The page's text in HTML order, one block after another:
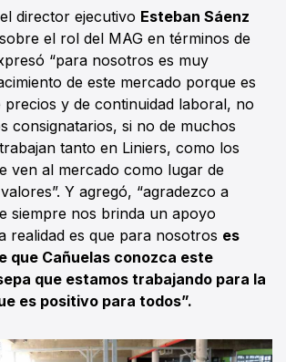
director ejecutivo Esteban Sáenz
el rol del MAG en términos de
“para nosotros es muy
de este mercado porque es
y de continuidad laboral, no
consignatarios, si no de muchos
tanto en Liniers, como los
ven al mercado como lugar de
Y agregó, “agradezco a
siempre nos brinda un apoyo
realidad es que para nosotros es
que Cañuelas conozca este
que estamos trabajando para la
es positivo para todos”.